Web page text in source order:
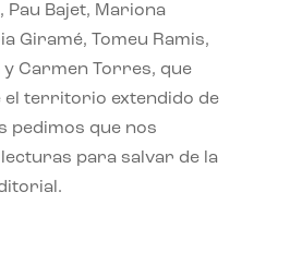
Pau Bajet, Mariona
Giramé, Tomeu Ramis,
y Carmen Torres, que
el territorio extendido de
pedimos que nos
para salvar de la